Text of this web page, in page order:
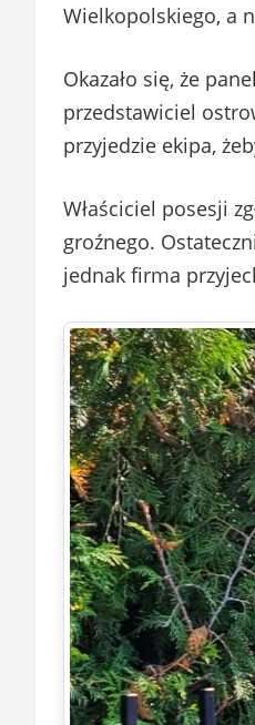
Wielkopolskiego, a
Okazało się, że
przedstawiciel
przyjedzie ekipa,
Właściciel posesji
groźnego.
jednak firma